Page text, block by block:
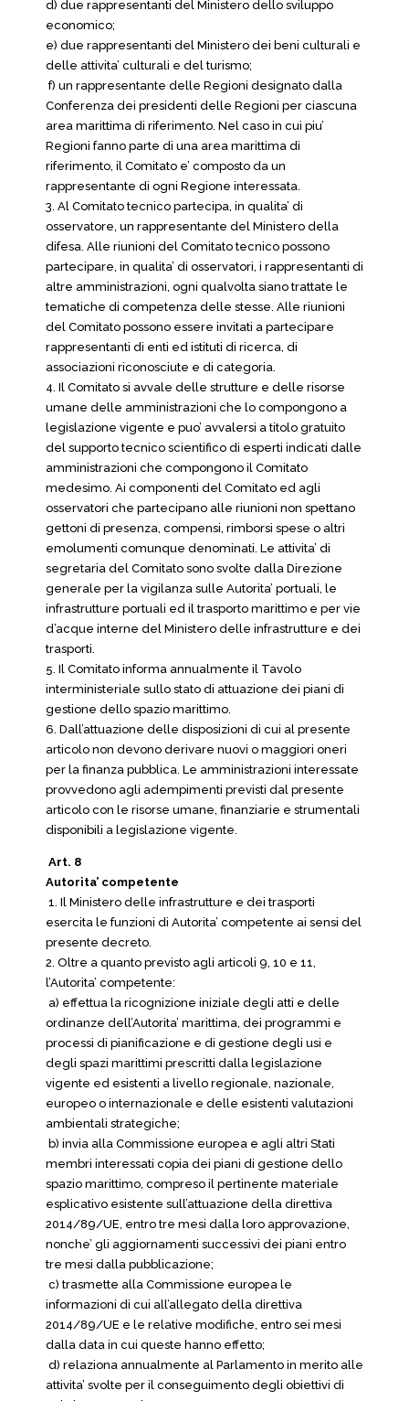
d) due rappresentanti del Ministero dello sviluppo
economico;
e) due rappresentanti del Ministero dei beni culturali e
delle attivita’ culturali e del turismo;
f) un rappresentante delle Regioni designato dalla
Conferenza dei presidenti delle Regioni per ciascuna
area marittima di riferimento. Nel caso in cui piu’
Regioni fanno parte di una area marittima di
riferimento, il Comitato e’ composto da un
rappresentante di ogni Regione interessata.
3. Al Comitato tecnico partecipa, in qualita’ di
osservatore, un rappresentante del Ministero della
difesa. Alle riunioni del Comitato tecnico possono
partecipare, in qualita’ di osservatori, i rappresentanti di
altre amministrazioni, ogni qualvolta siano trattate le
tematiche di competenza delle stesse. Alle riunioni
del Comitato possono essere invitati a partecipare
rappresentanti di enti ed istituti di ricerca, di
associazioni riconosciute e di categoria.
4. Il Comitato si avvale delle strutture e delle risorse
umane delle amministrazioni che lo compongono a
legislazione vigente e puo’ avvalersi a titolo gratuito
del supporto tecnico scientifico di esperti indicati dalle
amministrazioni che compongono il Comitato
medesimo. Ai componenti del Comitato ed agli
osservatori che partecipano alle riunioni non spettano
gettoni di presenza, compensi, rimborsi spese o altri
emolumenti comunque denominati. Le attivita’ di
segretaria del Comitato sono svolte dalla Direzione
generale per la vigilanza sulle Autorita’ portuali, le
infrastrutture portuali ed il trasporto marittimo e per vie
d’acque interne del Ministero delle infrastrutture e dei
trasporti.
5. Il Comitato informa annualmente il Tavolo
interministeriale sullo stato di attuazione dei piani di
gestione dello spazio marittimo.
6. Dall’attuazione delle disposizioni di cui al presente
articolo non devono derivare nuovi o maggiori oneri
per la finanza pubblica. Le amministrazioni interessate
provvedono agli adempimenti previsti dal presente
articolo con le risorse umane, finanziarie e strumentali
disponibili a legislazione vigente.
Art. 8
Autorita’ competente
1. Il Ministero delle infrastrutture e dei trasporti
esercita le funzioni di Autorita’ competente ai sensi del
presente decreto.
2. Oltre a quanto previsto agli articoli 9, 10 e 11,
l’Autorita’ competente:
a) effettua la ricognizione iniziale degli atti e delle
ordinanze dell’Autorita’ marittima, dei programmi e
processi di pianificazione e di gestione degli usi e
degli spazi marittimi prescritti dalla legislazione
vigente ed esistenti a livello regionale, nazionale,
europeo o internazionale e delle esistenti valutazioni
ambientali strategiche;
b) invia alla Commissione europea e agli altri Stati
membri interessati copia dei piani di gestione dello
spazio marittimo, compreso il pertinente materiale
esplicativo esistente sull’attuazione della direttiva
2014/89/UE, entro tre mesi dalla loro approvazione,
nonche’ gli aggiornamenti successivi dei piani entro
tre mesi dalla pubblicazione;
c) trasmette alla Commissione europea le
informazioni di cui all’allegato della direttiva
2014/89/UE e le relative modifiche, entro sei mesi
dalla data in cui queste hanno effetto;
d) relaziona annualmente al Parlamento in merito alle
attivita’ svolte per il conseguimento degli obiettivi di